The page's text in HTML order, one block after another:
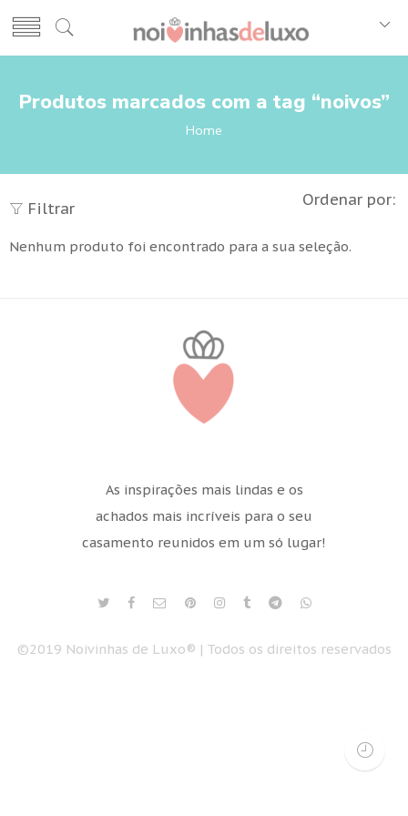
Produtos marcados com a tag “noivos”
Home
Filtrar Ordenar por:
Nenhum produto foi encontrado para a sua seleção.
As inspirações mais lindas e os
achados mais incríveis para o seu
casamento reunidos em um só lugar!
©2019 Noivinhas de Luxo® | Todos os direitos reservados